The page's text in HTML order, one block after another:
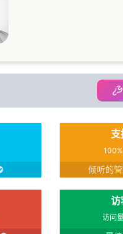
支
倾听的
访
访问